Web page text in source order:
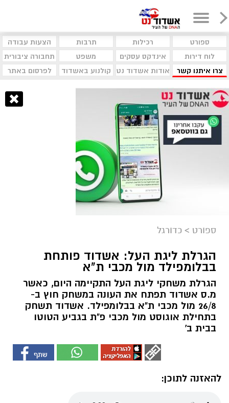
ספורט רכילות תרבות
הצעות עבודה
לוח דירות
אינדקס עסקים משפט
תחבורה ציבורית
צרו איתנו קשר
אודות אשדוד נט קולנוע באשדוד לפרסום באתר
ספורט > כדורגל
הגרלת ליגת העל: אשדוד פותחת
בבלומפילד מול מכבי ת"א
הגרלת משחקי ליגת העל התקיימה היום, כאשר
מ.ס אשדוד תפתח את העונה במשחק חוץ ב-
26/8 מול מכבי ת"א בבלומפילד. אשדוד תשחק
בתחילת אוגוסט מול מכבי פ"ת בגביע הטוטו
בבית ב'
להאזנה לתוכן: